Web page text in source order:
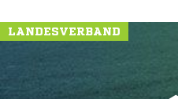
LANDESVERBAND